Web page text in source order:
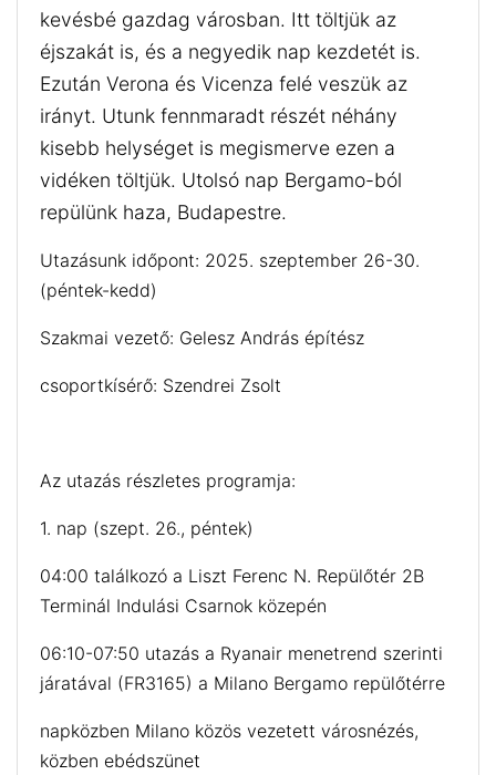
kevésbé gazdag városban. Itt töltjük az
éjszakát is, és a negyedik nap kezdetét is.
Ezután Verona és Vicenza felé veszük az
irányt. Utunk fennmaradt részét néhány
kisebb helységet is megismerve ezen a
vidéken töltjük. Utolsó nap Bergamo-ból
repülünk haza, Budapestre.
Utazásunk időpont: 2025. szeptember 26-30.
(péntek-kedd)
Szakmai vezető: Gelesz András építész
csoportkísérő: Szendrei Zsolt
Az utazás részletes programja:
1. nap (szept. 26., péntek)
04:00 találkozó a Liszt Ferenc N. Repülőtér 2B
Terminál Indulási Csarnok közepén
06:10-07:50 utazás a Ryanair menetrend szerinti
járatával (FR3165) a Milano Bergamo repülőtérre
napközben Milano közös vezetett városnézés,
közben ebédszünet